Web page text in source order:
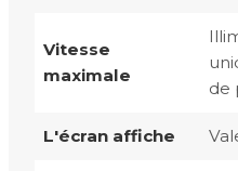
Vitesse
maximale
de
L'écran affiche